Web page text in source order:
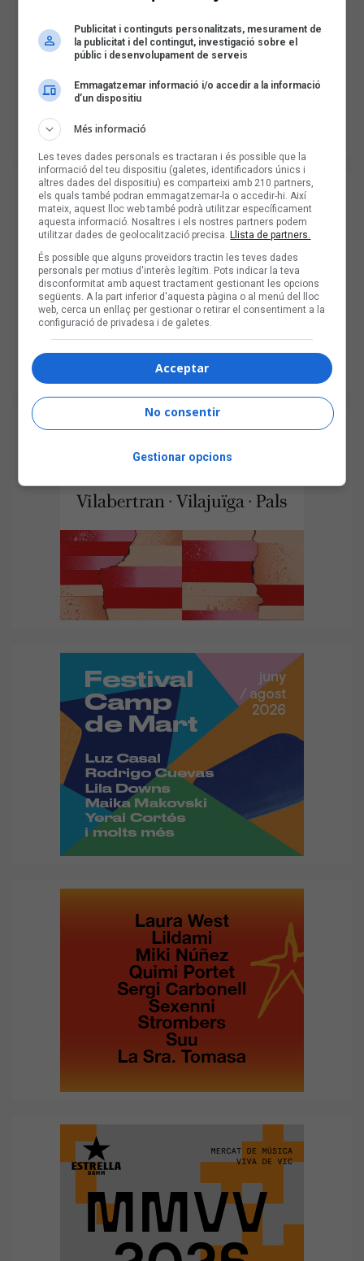
Publicitat i continguts personalitzats, mesurament de
la publicitat i del contingut, investigació sobre el
públic i desenvolupament de serveis
Emmagatzemar informació i/o accedir a la informació
d’un dispositiu
Més informació
Les teves dades personals es tractaran i és possible que la
informació del teu dispositiu (galetes, identificadors únics i
altres dades del dispositiu) es comparteixi amb 210 partners,
els quals també podran emmagatzemar-la o accedir-hi. Així
mateix, aquest lloc web també podrà utilitzar específicament
aquesta informació. Nosaltres i els nostres partners podem
utilitzar dades de geolocalització precisa. Llista de partners.
És possible que alguns proveïdors tractin les teves dades
personals per motius d'interès legítim. Pots indicar la teva
disconformitat amb aquest tractament gestionant les opcions
següents. A la part inferior d'aquesta pàgina o al menú del lloc
web, cerca un enllaç per gestionar o retirar el consentiment a la
configuració de privadesa i de galetes.
Acceptar
No consentir
Gestionar opcions